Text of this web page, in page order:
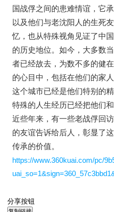
国战俘之间的患难情谊，它
以及他们与老沈阳人的生死
忆，也从特殊视角见证了中
的历史地位。如今，大多数
者已经故去，为数不多的健
的心目中，包括在他们的家
这个城市已经是他们特别的
特殊的人生经历已经把他们
近些年来，有一些老战俘回
的友谊告诉给后人，彰显了
传承的价值。
https://www.360kuai.com/pc/
分享按钮